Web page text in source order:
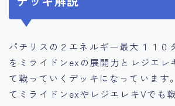
パチリスの２エネルギー最大１１０
をミライドンexの展開力とレジエレ
て戦っていくデッキになっています
てミライドンexやレジエレキVでも